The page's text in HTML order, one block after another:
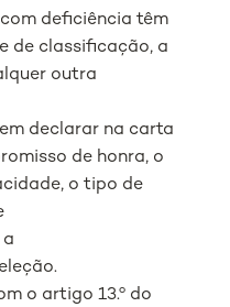
deficiência têm
de classificação, a
outra
declarar na carta
de honra, o
o tipo de
o artigo 13.º do